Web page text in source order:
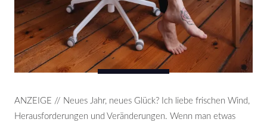
ANZEIGE // Neues Jahr, neues Glück? Ich liebe frischen Wind,
Herausforderungen und Veränderungen. Wenn man etwas